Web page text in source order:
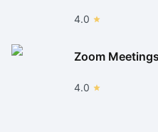
4.0
Zoom
4.0